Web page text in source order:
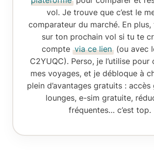
vol. Je trouve que c’est le
comparateur du marché. En plus,
sur ton prochain vol si tu te
compte via ce lien (ou avec
C2YUQC). Perso, je l’utilise pour
mes voyages, et je débloque à
plein d’avantages gratuits :
lounges, e-sim gratuite,
fréquentes… c’est top.